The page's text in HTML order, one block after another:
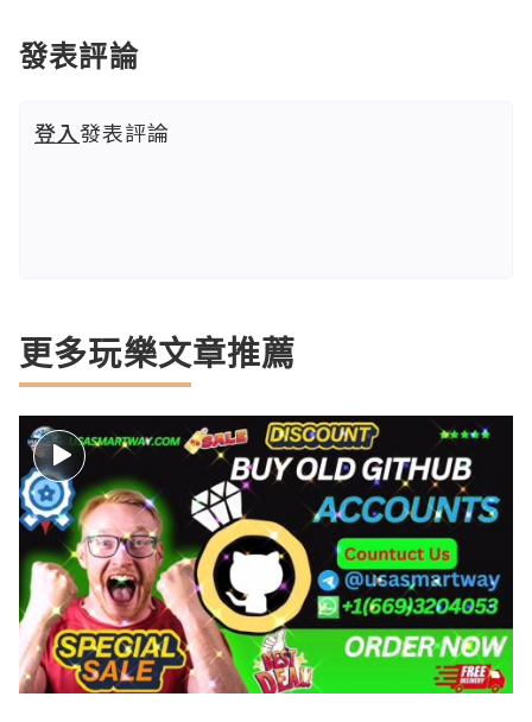
發表評論
登入發表評論
更多玩樂文章推薦